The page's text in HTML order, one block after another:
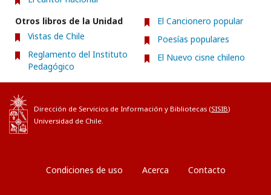
Otros libros de la Unidad
Vistas de Chile
Reglamento del Instituto
Pedagógico
El Cancionero popular
Poesías populares
El Nuevo cisne chileno
Dirección de Servicios de Información y Bibliotecas (SISIB)
Universidad de Chile.
Condiciones de uso Acerca Contacto